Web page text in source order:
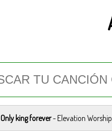
Only king forever- Elevation Worship